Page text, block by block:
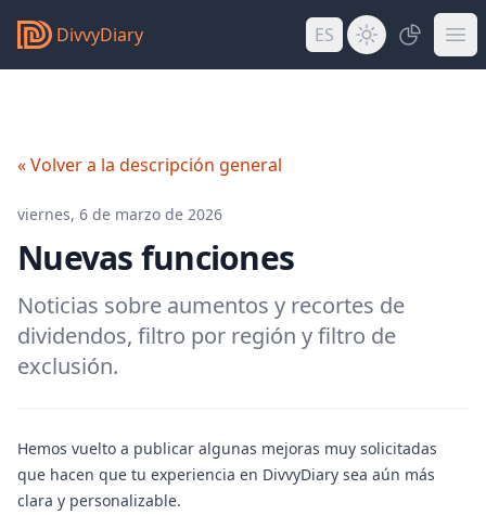
DivvyDiary ES
« Volver a la descripción general
viernes, 6 de marzo de 2026
Nuevas funciones
Noticias sobre aumentos y recortes de
dividendos, filtro por región y filtro de
exclusión.
Hemos vuelto a publicar algunas mejoras muy solicitadas
que hacen que tu experiencia en DivvyDiary sea aún más
clara y personalizable.